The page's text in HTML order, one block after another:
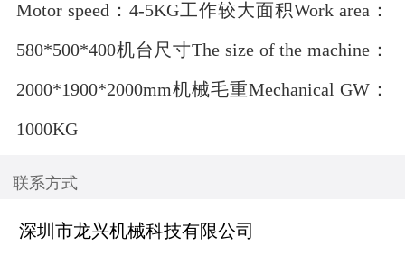
Motor speed：4-5KG工作较大面积Work area：
580*500*400机台尺寸The size of the machine：
2000*1900*2000mm机械毛重Mechanical GW：
1000KG
联系方式
深圳市龙兴机械科技有限公司